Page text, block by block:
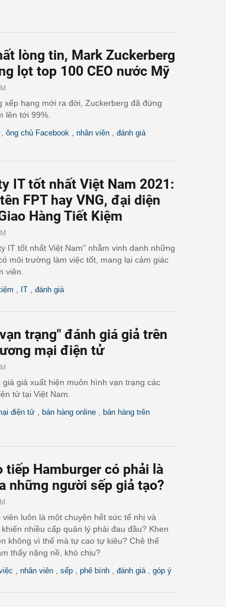
lòng tin, Mark Zuckerberg
lọt top 100 CEO nước Mỹ
xếp hạng mới ra đời, Zuckerberg đã đứng
lên tới 99%.
ông chủ Facebook nhân viên đánh giá
IT tốt nhất Việt Nam 2021:
FPT hay VNG, đại diện
Hàng Tiết Kiệm
IT tốt nhất Việt Nam" nhằm vinh danh những
môi trường làm việc tốt, mang lại cảm giác
viên.
IT đánh giá
trạng" đánh giá giả trên
mại điện tử
giả xuất hiện muôn hình vạn trạng các
tử tại Việt Nam.
điện tử bán hàng online
bán hàng trên
tiếp Hamburger có phải là
những người sếp giả tạo?
luôn là một chuyện hết sức tế nhị và
nhiều cấp quản lý phải đau đầu? Khen
không vì thế mà tự cao tự kiêu? Chê thế
thấy nặng nề, khó chịu?
nhân viên sếp phê bình đánh giá góp ý